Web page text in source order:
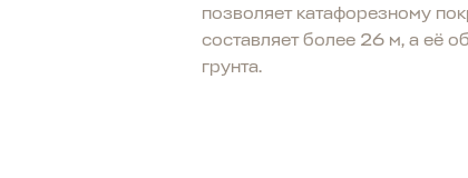
позволяет катафорезному
составляет более 26 м, а её
грунта.